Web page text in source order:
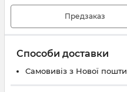
Предзаказ
Способи доставки
Самовивіз з Нової пошти